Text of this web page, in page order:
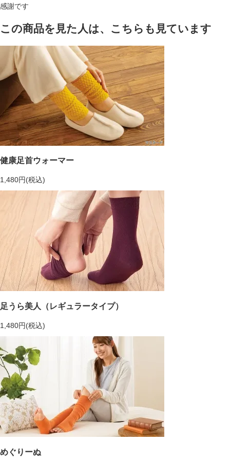
感謝です
この商品を見た人は、こちらも見ています
健康足首ウォーマー
1,480円(税込)
足うら美人（レギュラータイプ）
1,480円(税込)
めぐりーぬ